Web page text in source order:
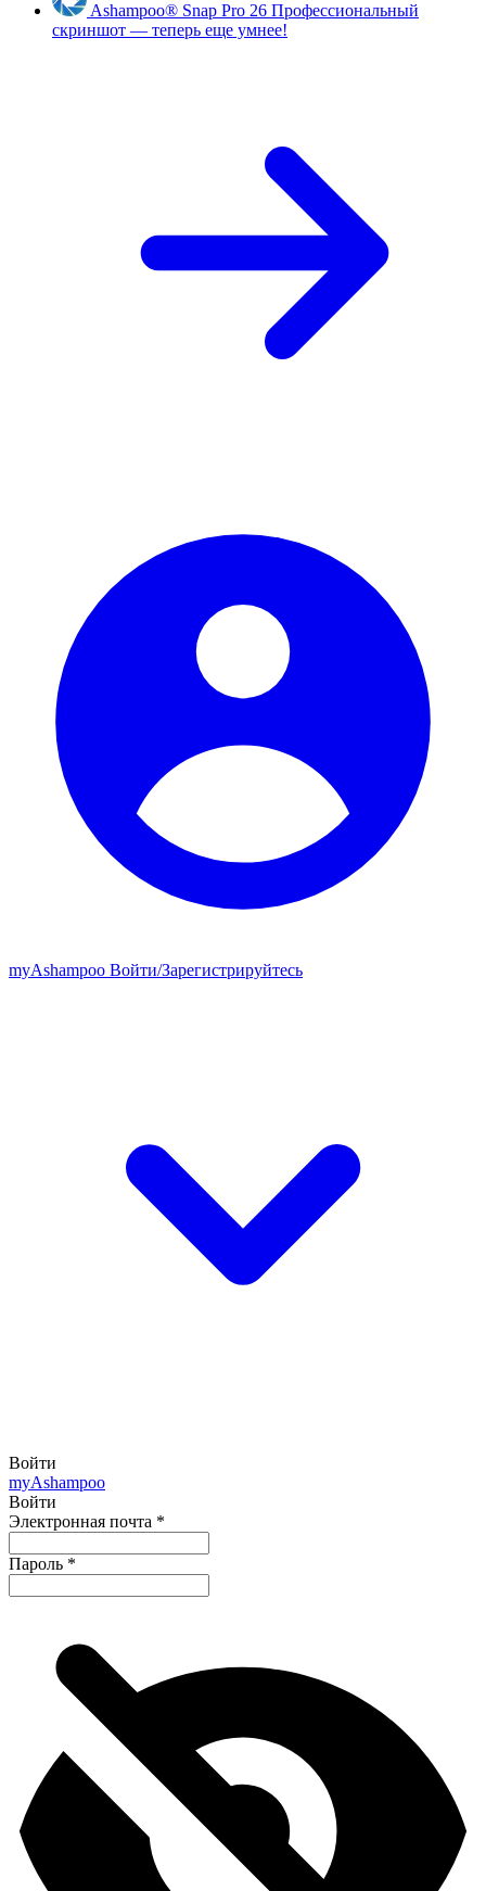
Ashampoo® Snap Pro 26 Профессиональный
скриншот — теперь еще умнее!
myAshampoo Войти/Зарегистрируйтесь
Войти
myAshampoo
Войти
Электронная почта *
Пароль *